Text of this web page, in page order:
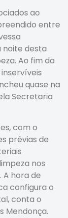
ao
entre
noite desta
Ao fim da
quase na
Secretaria
com o
prévias de
nos
A hora de
configura o
conta o
Mendonça.